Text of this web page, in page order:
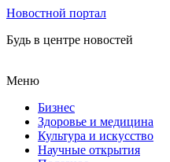
Новостной портал
Будь в центре новостей
Меню
Бизнес
Здоровье и медицина
Культура и искусство
Научные открытия